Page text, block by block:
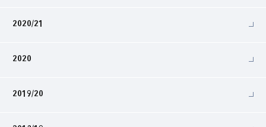
2020/21
2020
2019/20